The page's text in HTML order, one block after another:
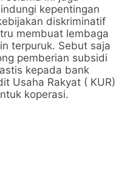
kepentingan
diskriminatif
membuat lembaga
terpuruk. Sebut saja
pemberian subsidi
kepada bank
Usaha Rakyat ( KUR)
koperasi.